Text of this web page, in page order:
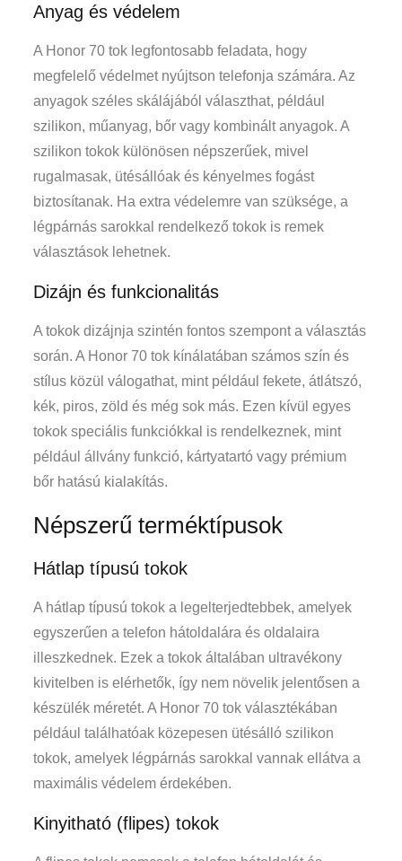
Anyag és védelem
A Honor 70 tok legfontosabb feladata, hogy
megfelelő védelmet nyújtson telefonja számára. Az
anyagok széles skálájából választhat, például
szilikon, műanyag, bőr vagy kombinált anyagok. A
szilikon tokok különösen népszerűek, mivel
rugalmasak, ütésállóak és kényelmes fogást
biztosítanak. Ha extra védelemre van szüksége, a
légpárnás sarokkal rendelkező tokok is remek
választások lehetnek.
Dizájn és funkcionalitás
A tokok dizájnja szintén fontos szempont a választás
során. A Honor 70 tok kínálatában számos szín és
stílus közül válogathat, mint például fekete, átlátszó,
kék, piros, zöld és még sok más. Ezen kívül egyes
tokok speciális funkciókkal is rendelkeznek, mint
például állvány funkció, kártyatartó vagy prémium
bőr hatású kialakítás.
Népszerű terméktípusok
Hátlap típusú tokok
A hátlap típusú tokok a legelterjedtebbek, amelyek
egyszerűen a telefon hátoldalára és oldalaira
illeszkednek. Ezek a tokok általában ultravékony
kivitelben is elérhetők, így nem növelik jelentősen a
készülék méretét. A Honor 70 tok választékában
például találhatóak közepesen ütésálló szilikon
tokok, amelyek légpárnás sarokkal vannak ellátva a
maximális védelem érdekében.
Kinyitható (flipes) tokok